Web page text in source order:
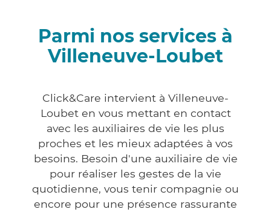
Parmi nos services à
Villeneuve-Loubet
Click&Care intervient à Villeneuve-
Loubet en vous mettant en contact
avec les auxiliaires de vie les plus
proches et les mieux adaptées à vos
besoins. Besoin d'une auxiliaire de vie
pour réaliser les gestes de la vie
quotidienne, vous tenir compagnie ou
encore pour une présence rassurante